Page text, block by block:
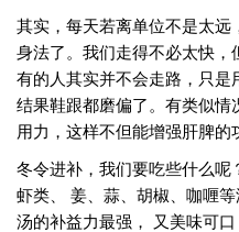
其实，每天若离单位不是太
身法了。我们走得不必太快，
有的人其实并不会走路，只是
结果鞋跟都磨偏了。有类似
用力，这样不但能增强肝脾的
冬令进补，我们要吃些什么呢
虾类、 姜、蒜、胡椒、咖喱
汤的补益力最强， 又美味可